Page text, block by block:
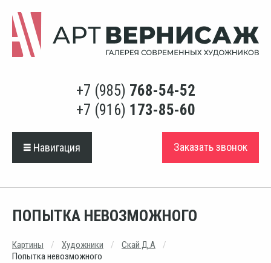
+7 (985) 768-54-52
+7 (916) 173-85-60
Навигация Заказать звонок
ПОПЫТКА НЕВОЗМОЖНОГО
Картины Художники
Скай Д.А
Попытка невозможного